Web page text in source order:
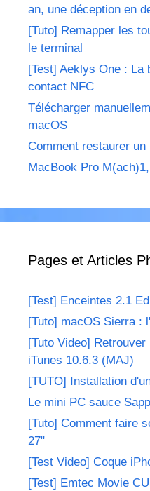
an, une déception en
[Tuto] Remapper les
le terminal
[Test] Aeklys One : La
contact NFC
Télécharger
macOS
Comment restaurer un
MacBook Pro
Pages et Articles
[Test] Enceintes 2.1
[Tuto] macOS Sierra :
[Tuto Video]
iTunes 10.6.3 (MAJ)
[TUTO] Installation
Le mini PC sauce
[Tuto] Comment faire
27"
[Test Video] Coque
[Test] Emtec Movie